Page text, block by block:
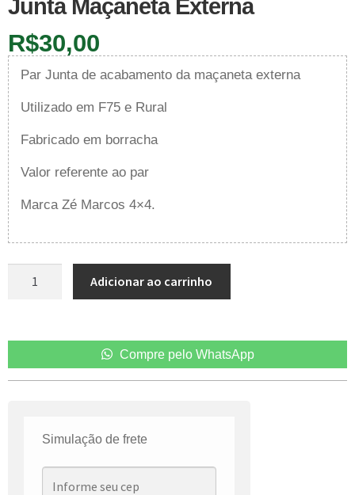
Junta Maçaneta Externa
R$30,00
Par Junta de acabamento da maçaneta externa
Utilizado em F75 e Rural
Fabricado em borracha
Valor referente ao par
Marca Zé Marcos 4×4.
Adicionar ao carrinho
Compre pelo WhatsApp
Simulação de frete